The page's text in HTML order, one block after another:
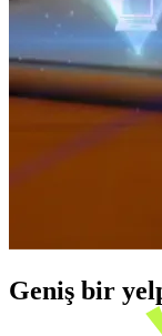
Geniş bir